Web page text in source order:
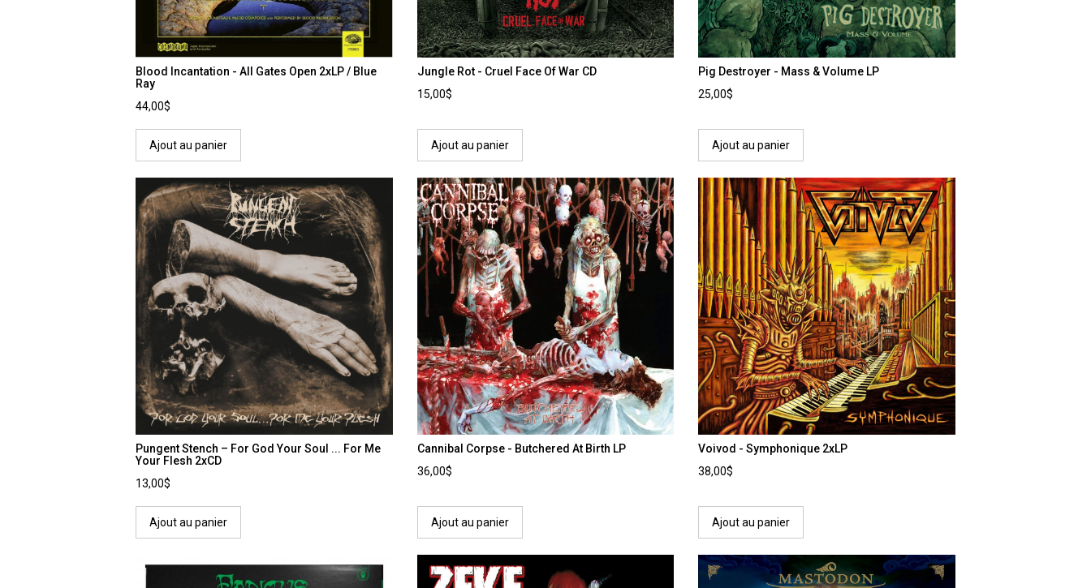
Blood Incantation - All Gates Open 2xLP / Blue
Ray
44,00$
Ajout au panier
Jungle Rot - Cruel Face Of War CD
15,00$
Ajout au panier
Pig Destroyer - Mass & Volume LP
25,00$
Ajout au panier
Pungent Stench – For God Your Soul ... For Me
Your Flesh 2xCD
13,00$
Ajout au panier
Cannibal Corpse - Butchered At Birth LP
36,00$
Ajout au panier
Voivod - Symphonique 2xLP
38,00$
Ajout au panier